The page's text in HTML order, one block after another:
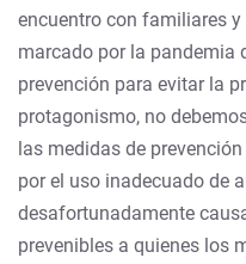
encuentro con familiares
marcado por la pandemia
prevención para evitar la
protagonismo, no
las medidas de
por el uso inadecuado de
desafortunadamente
prevenibles a quienes los